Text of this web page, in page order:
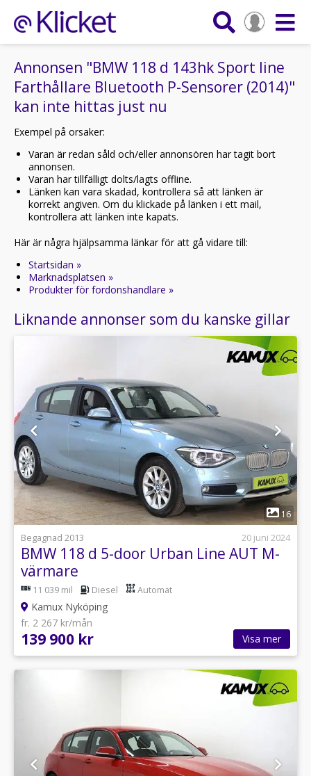
Annonsen "BMW 118 d 143hk Sport line
Farthållare Bluetooth P-Sensorer (2014)"
kan inte hittas just nu
Exempel på orsaker:
Varan är redan såld och/eller annonsören har tagit bort
annonsen.
Varan har tillfälligt dolts/lagts offline.
Länken kan vara skadad, kontrollera så att länken är
korrekt angiven. Om du klickade på länken i ett mail,
kontrollera att länken inte kapats.
Här är några hjälpsamma länkar för att gå vidare till:
Startsidan »
Marknadsplatsen »
Produkter för fordonshandlare »
Liknande annonser som du kanske gillar
1
16
Begagnad 2013
20 juni 2024
BMW 118 d 5-door Urban Line AUT M-
värmare
11 039 mil Diesel Automat
Kamux Nyköping
fr. 2 267 kr/mån
139 900 kr Visa mer